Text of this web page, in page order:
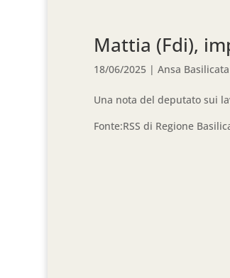
Mattia (Fdi),
18/06/2025 |Ansa Basilicata
Una nota del deputato sui
Fonte:RSS di Regione